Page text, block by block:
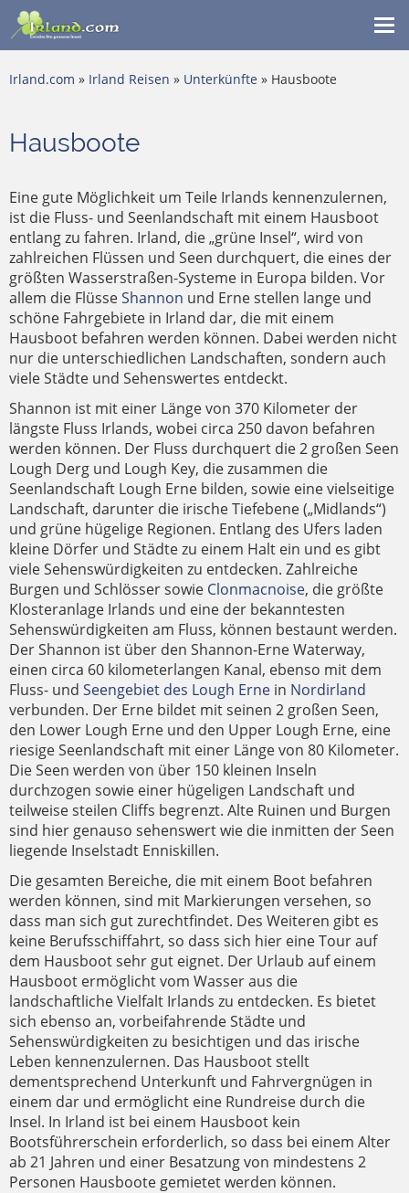
Irland.com » Irland Reisen » Unterkünfte » Hausboote
Hausboote
Eine gute Möglichkeit um Teile Irlands kennenzulernen,
ist die Fluss- und Seenlandschaft mit einem Hausboot
entlang zu fahren. Irland, die „grüne Insel“, wird von
zahlreichen Flüssen und Seen durchquert, die eines der
größten Wasserstraßen-Systeme in Europa bilden. Vor
allem die FlüsseShannon und Erne stellen lange und
schöne Fahrgebiete in Irland dar, die mit einem
Hausboot befahren werden können. Dabei werden nicht
nur die unterschiedlichen Landschaften, sondern auch
viele Städte und Sehenswertes entdeckt.
Shannon ist mit einer Länge von 370 Kilometer der
längste Fluss Irlands, wobei circa 250 davon befahren
werden können. Der Fluss durchquert die 2 großen Seen
Lough Derg und Lough Key, die zusammen die
Seenlandschaft Lough Erne bilden, sowie eine vielseitige
Landschaft, darunter die irische Tiefebene („Midlands“)
und grüne hügelige Regionen. Entlang des Ufers laden
kleine Dörfer und Städte zu einem Halt ein und es gibt
viele Sehenswürdigkeiten zu entdecken. Zahlreiche
Burgen und Schlösser sowie Clonmacnoise, die größte
Klosteranlage Irlands und eine der bekanntesten
Sehenswürdigkeiten am Fluss, können bestaunt werden.
Der Shannon ist über den Shannon-Erne Waterway,
einen circa 60 kilometerlangen Kanal, ebenso mit dem
Fluss- und Seengebiet des Lough Erne in Nordirland
verbunden. Der Erne bildet mit seinen 2 großen Seen,
den Lower Lough Erne und den Upper Lough Erne, eine
riesige Seenlandschaft mit einer Länge von 80 Kilometer.
Die Seen werden von über 150 kleinen Inseln
durchzogen sowie einer hügeligen Landschaft und
teilweise steilen Cliffs begrenzt. Alte Ruinen und Burgen
sind hier genauso sehenswert wie die inmitten der Seen
liegende Inselstadt Enniskillen.
Die gesamten Bereiche, die mit einem Boot befahren
werden können, sind mit Markierungen versehen, so
dass man sich gut zurechtfindet. Des Weiteren gibt es
keine Berufsschiffahrt, so dass sich hier eine Tour auf
dem Hausboot sehr gut eignet. Der Urlaub auf einem
Hausboot ermöglicht vom Wasser aus die
landschaftliche Vielfalt Irlands zu entdecken. Es bietet
sich ebenso an, vorbeifahrende Städte und
Sehenswürdigkeiten zu besichtigen und das irische
Leben kennenzulernen. Das Hausboot stellt
dementsprechend Unterkunft und Fahrvergnügen in
einem dar und ermöglicht eine Rundreise durch die
Insel. In Irland ist bei einem Hausboot kein
Bootsführerschein erforderlich, so dass bei einem Alter
ab 21 Jahren und einer Besatzung von mindestens 2
Personen Hausboote gemietet werden können.